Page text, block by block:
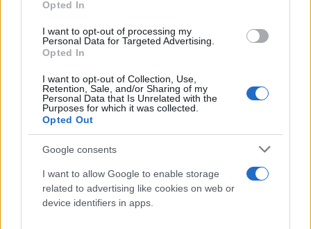
Opted In
I want to opt-out of processing my
Personal Data for Targeted Advertising.
Opted In
I want to opt-out of Collection, Use,
Retention, Sale, and/or Sharing of my
Personal Data that Is Unrelated with the
Purposes for which it was collected.
Opted Out
Google consents
I want to allow Google to enable storage
related to advertising like cookies on web or
device identifiers in apps.
βρίσκεται υπό τον άμεσο έλεγχο του Έλληνα
πρωθυπουργού, παραθέτοντας το χρονοδιάγραμμα
σχετικά με την υπαγωγή της ΕΥΠ υπό τον έλεγχο
της κυβέρνησης.
«Η υπαγωγή της ΕΥΠ υπό τον άμεσο έλεγχο του
πρωθυπουργού ήταν μια από τις πρώτες ενέργειες
που έκανε η κυβέρνηση Μητσοτάκη όταν ανέβηκε
στην εξουσία το 2019. Η ομιλία της Δευτέρας ήταν
η προσπάθεια του πρωθυπουργού να